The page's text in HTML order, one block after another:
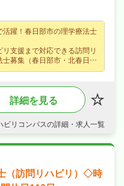
活躍！春日部市の理学療法士
リ支援まで対応できる訪問リ
募集（春日部市・北春日部
ブランクのある方も歓迎で
円（正社員）、賞与年3ヶ
扶養手当など各種手当など好
収入を目指せます♪
日なので、日勤のみでご家
制度ありが揃い、安心して長
詳細を見る
ビリコンパスの詳細・求人一覧
（訪問リハビリ）◇時